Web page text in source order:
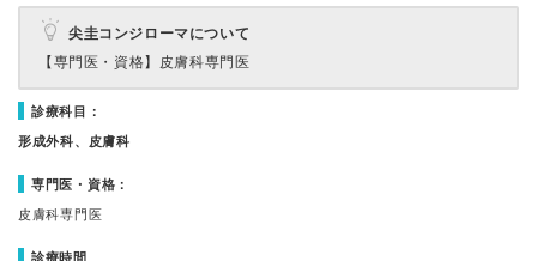
尖圭コンジローマについて
【専門医・資格】 皮膚科専門医
診療科目：
形成外科、皮膚科
専門医・資格：
皮膚科専門医
診療時間